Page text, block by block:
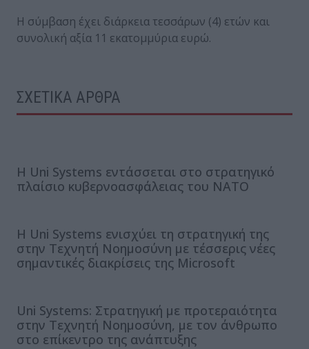
Η σύμβαση έχει διάρκεια τεσσάρων (4) ετών και
συνολική αξία 11 εκατομμύρια ευρώ.
ΣΧΕΤΙΚΑ ΑΡΘΡΑ
Η Uni Systems εντάσσεται στο στρατηγικό
πλαίσιο κυβερνοασφάλειας του ΝΑΤΟ
Η Uni Systems ενισχύει τη στρατηγική της
στην Τεχνητή Νοημοσύνη με τέσσερις νέες
σημαντικές διακρίσεις της Microsoft
Uni Systems: Στρατηγική με προτεραιότητα
στην Τεχνητή Νοημοσύνη, με τον άνθρωπο
στο επίκεντρο της ανάπτυξης